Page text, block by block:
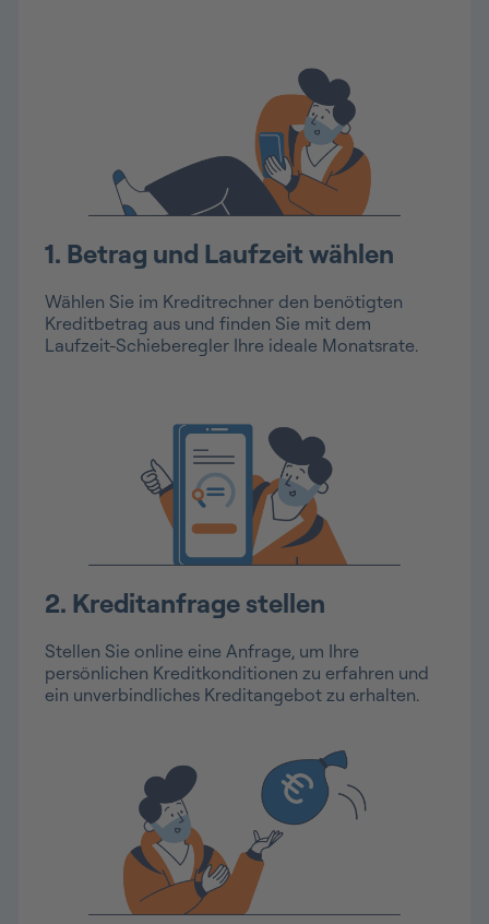
1. Betrag und Laufzeit wählen
Wählen Sie im Kreditrechner den benötigten
Kreditbetrag aus und finden Sie mit dem
Laufzeit-Schieberegler Ihre ideale Monatsrate.
2. Kreditanfrage stellen
Stellen Sie online eine Anfrage, um Ihre
persönlichen Kreditkonditionen zu erfahren und
ein unverbindliches Kreditangebot zu erhalten.